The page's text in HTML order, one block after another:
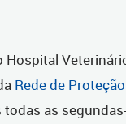
Rede de
as